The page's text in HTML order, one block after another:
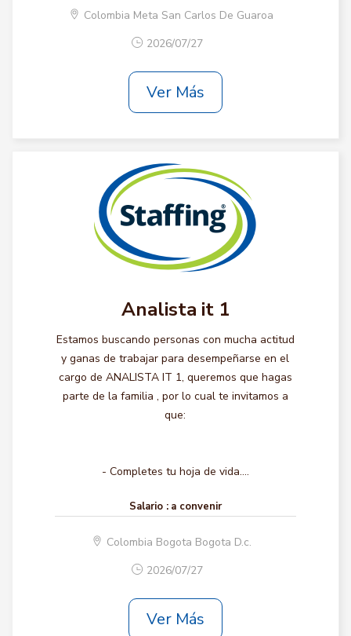
Colombia Meta San Carlos De Guaroa
2026/07/27
Ver Más
Analista it 1
Estamos buscando personas con mucha actitud
y ganas de trabajar para desempeñarse en el
cargo de ANALISTA IT 1, queremos que hagas
parte de la familia , por lo cual te invitamos a
que:
- Completes tu hoja de vida....
Salario : a convenir
Colombia Bogota Bogota D.c.
2026/07/27
Ver Más